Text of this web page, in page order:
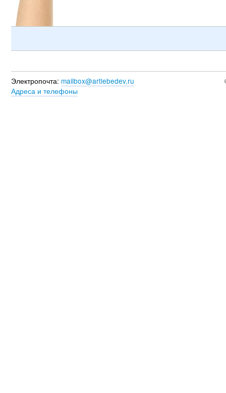
Электропочта: mailbox@artlebedev.ru
Адреса и телефоны